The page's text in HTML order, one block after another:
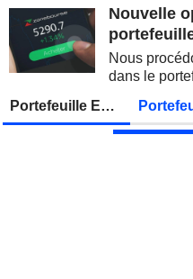
KDDI CORPORATION
FUJIKURA LTD.
Nouvelle
Nous
dans le
Portefeuille Europe